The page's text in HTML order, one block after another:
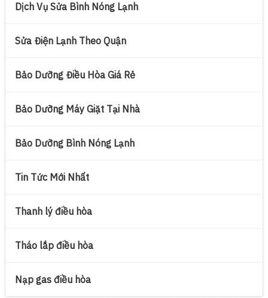
Dịch Vụ Sửa Bình Nóng Lạnh
Sửa Điện Lạnh Theo Quận
Bảo Dưỡng Điều Hòa Giá Rẻ
Bảo Dưỡng Máy Giặt Tại Nhà
Bảo Dưỡng Bình Nóng Lạnh
Tin Tức Mới Nhất
Thanh lý điều hòa
Tháo lắp điều hòa
Nạp gas điều hòa